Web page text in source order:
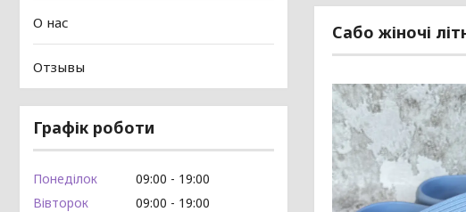
Сабо жіночі
О нас
Отзывы
Графік роботи
Понеділок 09:00
19:00
Вівторок
09:00
19:00